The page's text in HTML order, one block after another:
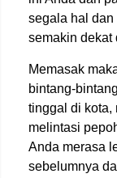
segala hal dan
semakin dekat
Memasak
bintang-
tinggal di kota,
melintasi
Anda merasa
sebelumnya